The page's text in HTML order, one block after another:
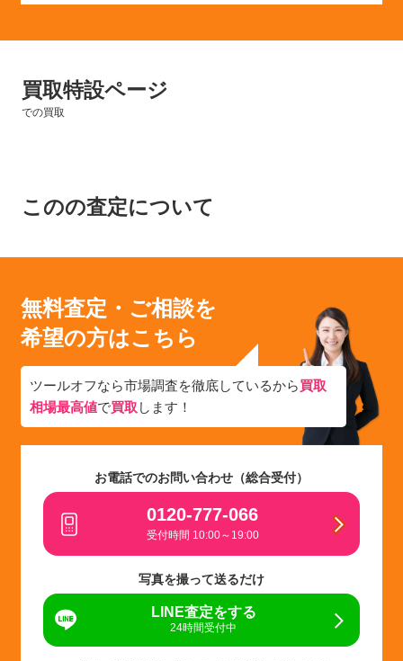
買取特設ページ
での買取
このの査定について
無料査定・ご相談を
希望の方はこちら
ツールオフなら市場調査を徹底しているから買取
相場最高値で買取 します！
お電話でのお問い合わせ（総合受付）
0120-777-066
受付時間 10:00～19:00
写真を撮って送るだけ
LINE査定をする
24時間受付中